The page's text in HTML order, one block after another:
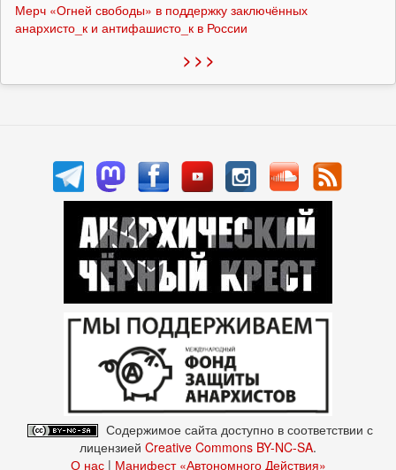
Мерч «Огней свободы» в поддержку заключённых
анархисто_к и антифашисто_к в России
> > >
Содержимое сайта доступно в соответствии с
лицензией Creative Commons BY-NC-SA.
О нас| Манифест «Автономного Действия»